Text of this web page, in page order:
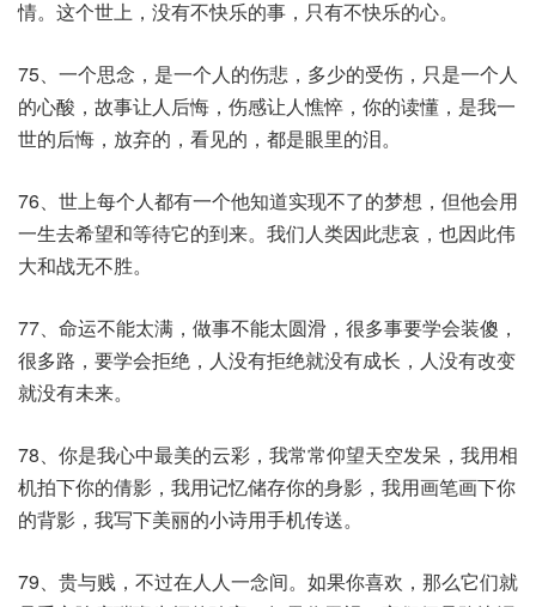
情。这个世上，没有不快乐的事，只有不快乐的心。
75、一个思念，是一个人的伤悲，多少的受伤，只是一个人
的心酸，故事让人后悔，伤感让人憔悴，你的读懂，是我一
世的后悔，放弃的，看见的，都是眼里的泪。
76、世上每个人都有一个他知道实现不了的梦想，但他会用
一生去希望和等待它的到来。我们人类因此悲哀，也因此伟
大和战无不胜。
77、命运不能太满，做事不能太圆滑，很多事要学会装傻，
很多路，要学会拒绝，人没有拒绝就没有成长，人没有改变
就没有未来。
78、你是我心中最美的云彩，我常常仰望天空发呆，我用相
机拍下你的倩影，我用记忆储存你的身影，我用画笔画下你
的背影，我写下美丽的小诗用手机传送。
79、贵与贱，不过在人人一念间。如果你喜欢，那么它们就